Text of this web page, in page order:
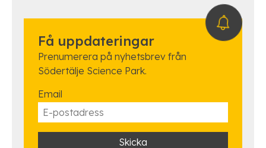
Få uppdateringar
Prenumerera på nyhetsbrev från
Södertälje Science Park.
Email